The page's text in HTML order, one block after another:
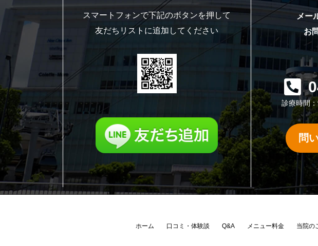
スマートフォンで下記のボタンを押して
友だちリストに追加してください
メー
お
診療時間
問
ホーム 口コミ・体験談 Q&A メニュー料金 当院の